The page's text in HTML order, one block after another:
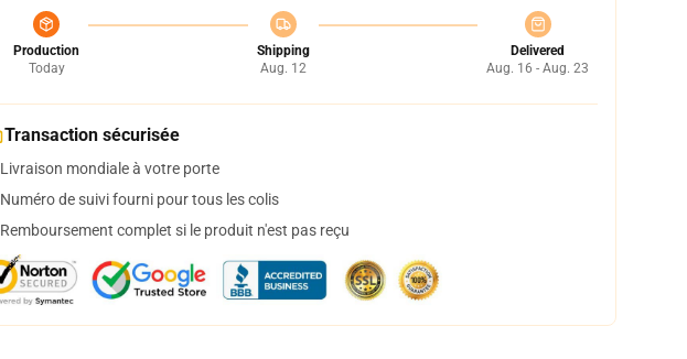
Production
Today
Shipping
Aug. 12
Delivered
Aug. 16 - Aug. 23
Transaction sécurisée
Livraison mondiale à votre porte
Numéro de suivi fourni pour tous les colis
Remboursement complet si le produit n'est pas reçu